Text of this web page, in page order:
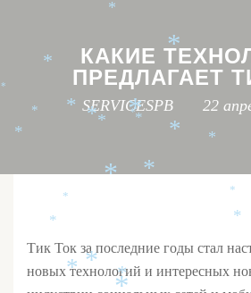
КАКИЕ
ПРЕДЛАГАЕТ
SERVICESPB 22
Тик Ток за последние годы стал
новых технологий и интересных
*
*
*
*
*
*
*
*
*
*
*
*
*
*
*
*
*
* *
*
* *
*